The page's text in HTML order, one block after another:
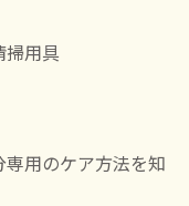
用具
用のケア方法を知